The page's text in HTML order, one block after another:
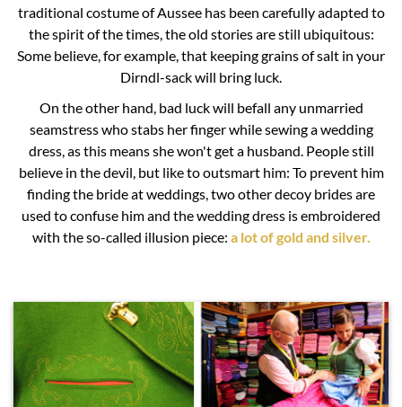
traditional costume of Aussee has been carefully adapted to
the spirit of the times, the old stories are still ubiquitous:
Some believe, for example, that keeping grains of salt in your
Dirndl-sack will bring luck.
On the other hand, bad luck will befall any unmarried
seamstress who stabs her finger while sewing a wedding
dress, as this means she won't get a husband. People still
believe in the devil, but like to outsmart him: To prevent him
finding the bride at weddings, two other decoy brides are
used to confuse him and the wedding dress is embroidered
with the so-called illusion piece: a lot of gold and silver.